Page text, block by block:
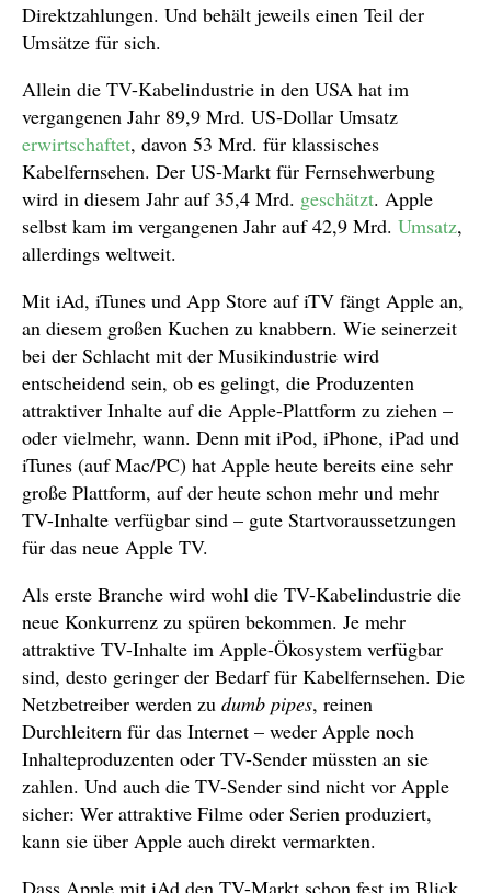
Direktzahlungen. Und behält jeweils einen Teil der
Umsätze für sich.
Allein die TV-Kabelindustrie in den USA hat im
vergangenen Jahr 89,9 Mrd. US-Dollar Umsatz
erwirtschaftet, davon 53 Mrd. für klassisches
Kabelfernsehen. Der US-Markt für Fernsehwerbung
wird in diesem Jahr auf 35,4 Mrd. geschätzt. Apple
selbst kam im vergangenen Jahr auf 42,9 Mrd. Umsatz,
allerdings weltweit.
Mit iAd, iTunes und App Store auf iTV fängt Apple an,
an diesem großen Kuchen zu knabbern. Wie seinerzeit
bei der Schlacht mit der Musikindustrie wird
entscheidend sein, ob es gelingt, die Produzenten
attraktiver Inhalte auf die Apple-Plattform zu ziehen –
oder vielmehr, wann. Denn mit iPod, iPhone, iPad und
iTunes (auf Mac/PC) hat Apple heute bereits eine sehr
große Plattform, auf der heute schon mehr und mehr
TV-Inhalte verfügbar sind – gute Startvoraussetzungen
für das neue Apple TV.
Als erste Branche wird wohl die TV-Kabelindustrie die
neue Konkurrenz zu spüren bekommen. Je mehr
attraktive TV-Inhalte im Apple-Ökosystem verfügbar
sind, desto geringer der Bedarf für Kabelfernsehen. Die
Netzbetreiber werden zu dumb pipes, reinen
Durchleitern für das Internet – weder Apple noch
Inhalteproduzenten oder TV-Sender müssten an sie
zahlen. Und auch die TV-Sender sind nicht vor Apple
sicher: Wer attraktive Filme oder Serien produziert,
kann sie über Apple auch direkt vermarkten.
Dass Apple mit iAd den TV-Markt schon fest im Blick